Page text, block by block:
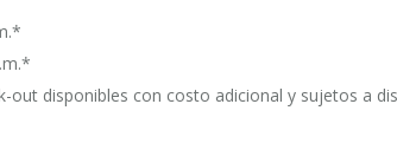
out disponibles con costo adicional y sujetos a